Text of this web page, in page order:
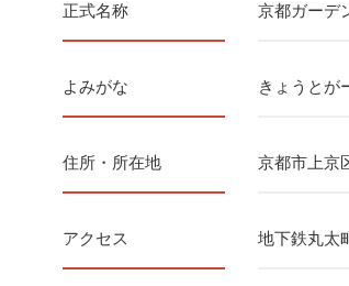
正式名称 京都ガーデ
よみがな きょうとが
住所・所在地 京都市上京
アクセス 地下鉄丸太